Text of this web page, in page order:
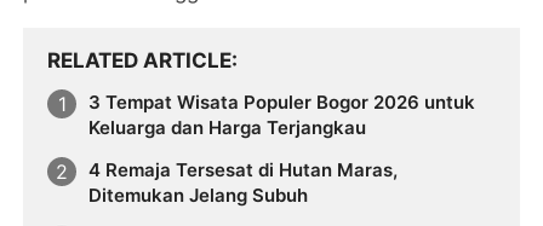
RELATED ARTICLE
3 Tempat Wisata Populer Bogor 2026 untuk
Keluarga dan Harga Terjangkau
4 Remaja Tersesat di Hutan Maras,
Ditemukan Jelang Subuh